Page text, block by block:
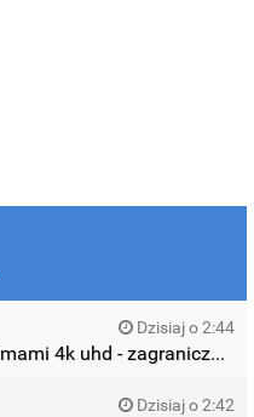
Dzisiaj o 2:44
Zapowiedzi wydań z filmami 4k uhd - zagraniczne wydania
Dzisiaj o 2:42